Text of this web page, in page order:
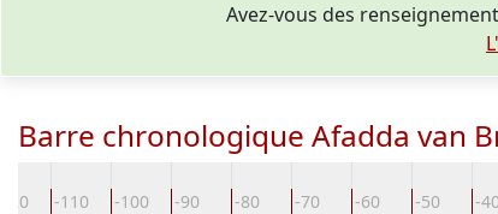
Avez-vous des
Barre chronologique Afadda van
-110 -100 -90 -80 -70 -60 -50 -40